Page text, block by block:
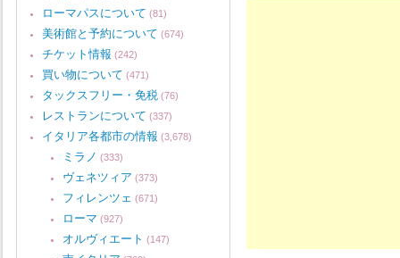
ローマパスについて (81)
美術館と予約について (674)
チケット情報 (242)
買い物について (471)
タックスフリー・免税 (76)
レストランについて (337)
イタリア各都市の情報 (3,678)
ミラノ (333)
ヴェネツィア (373)
フィレンツェ (671)
ローマ (927)
オルヴィエート (147)